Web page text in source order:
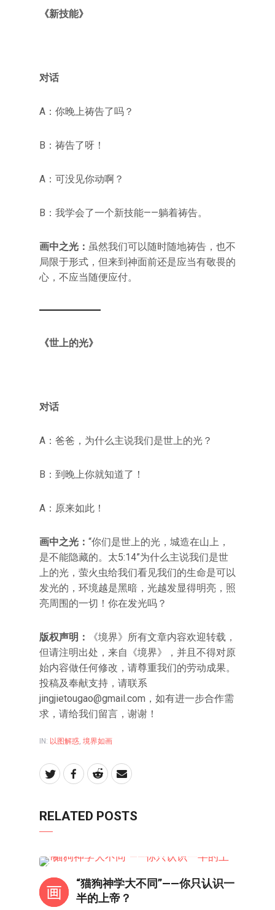
《新技能》
对话
A：你晚上祷告了吗？
B：祷告了呀！
A：可没见你动啊？
B：我学会了一个新技能——躺着祷告。
画中之光： 虽然我们可以随时随地祷告，也不
局限于形式，但来到神面前还是应当有敬畏的
心，不应当随便应付。
《世上的光》
对话
A：爸爸，为什么主说我们是世上的光？
B：到晚上你就知道了！
A：原来如此！
画中之光： “你们是世上的光，城造在山上，
是不能隐藏的。太5:14”为什么主说我们是世
上的光，萤火虫给我们看见我们的生命是可以
发光的，环境越是黑暗，光越发显得明亮，照
亮周围的一切！你在发光吗？
版权声明：
《境界》所有文章内容欢迎转载，
但请注明出处，来自《境界》，并且不得对原
始内容做任何修改，请尊重我们的劳动成果。
投稿及奉献支持，请联系
jingjietougao@gmail.com，如有进一步合作需
求，请给我们留言，谢谢！
IN: 以图解惑, 境界如画
RELATED POSTS
“猫狗神学大不同”——你只认识一
半的上帝？